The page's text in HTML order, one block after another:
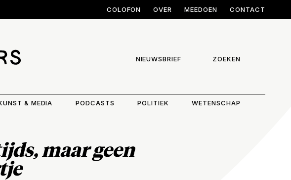
COLOFON OVER MEEDOEN CONTACT
NIEUWSBRIEF ZOEKEN
& MEDIA PODCASTS POLITIEK WETENSCHAP
maar geen